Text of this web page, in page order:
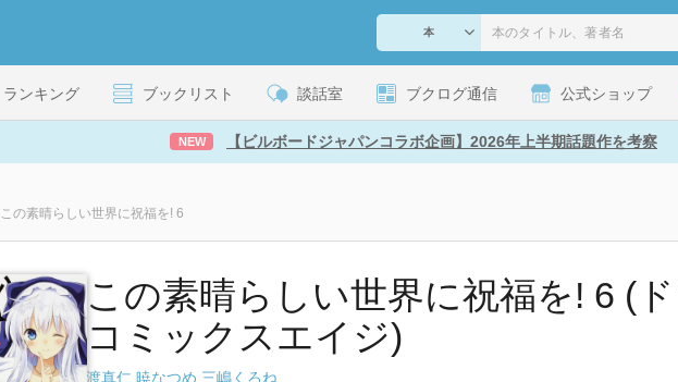
ランキング ブックリスト 談話室 ブクログ通信 公式ショップ
NEW 【ビルボードジャパンコラボ企画】2026年上半期話題作を考察
この素晴らしい世界に祝福を! 6
この素晴らしい世界に祝福を! 6 (
コミックスエイジ)
渡真仁 暁なつめ 三嶋くろね